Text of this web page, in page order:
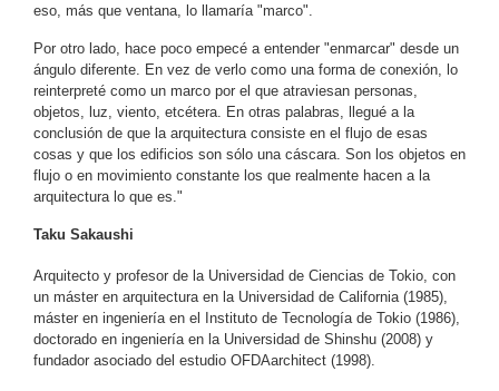
eso, más que ventana, lo llamaría "marco".
Por otro lado, hace poco empecé a entender "enmarcar" desde un
ángulo diferente. En vez de verlo como una forma de conexión, lo
reinterpreté como un marco por el que atraviesan personas,
objetos, luz, viento, etcétera. En otras palabras, llegué a la
conclusión de que la arquitectura consiste en el flujo de esas
cosas y que los edificios son sólo una cáscara. Son los objetos en
flujo o en movimiento constante los que realmente hacen a la
arquitectura lo que es."
Taku Sakaushi
Arquitecto y profesor de la Universidad de Ciencias de Tokio, con
un máster en arquitectura en la Universidad de California (1985),
máster en ingeniería en el Instituto de Tecnología de Tokio (1986),
doctorado en ingeniería en la Universidad de Shinshu (2008) y
fundador asociado del estudio OFDAarchitect (1998).